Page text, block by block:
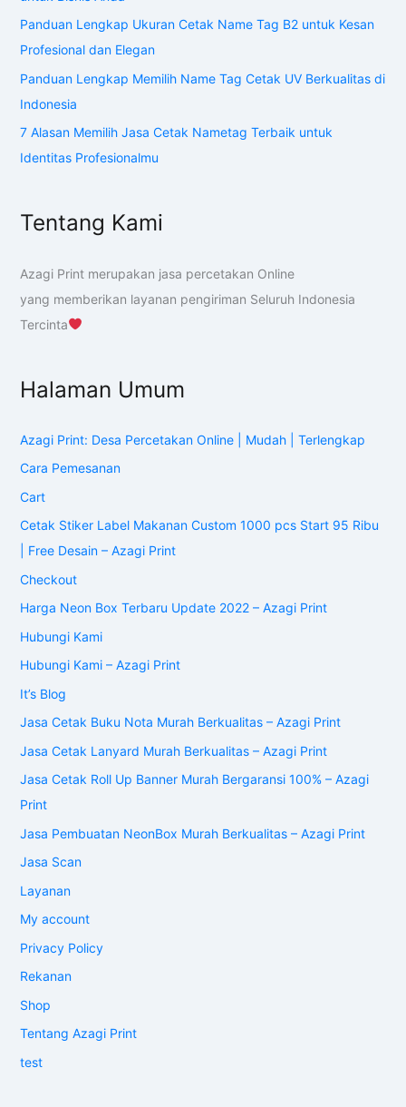
Panduan Lengkap Ukuran Cetak Name Tag B2 untuk Kesan
Profesional dan Elegan
Panduan Lengkap Memilih Name Tag Cetak UV Berkualitas di
Indonesia
7 Alasan Memilih Jasa Cetak Nametag Terbaik untuk
Identitas Profesionalmu
Tentang Kami
Azagi Print merupakan jasa percetakan Online
yang memberikan layanan pengiriman Seluruh Indonesia
Tercinta
Halaman Umum
Azagi Print: Desa Percetakan Online | Mudah | Terlengkap
Cara Pemesanan
Cart
Cetak Stiker Label Makanan Custom 1000 pcs Start 95 Ribu
| Free Desain – Azagi Print
Checkout
Harga Neon Box Terbaru Update 2022 – Azagi Print
Hubungi Kami
Hubungi Kami – Azagi Print
It’s Blog
Jasa Cetak Buku Nota Murah Berkualitas – Azagi Print
Jasa Cetak Lanyard Murah Berkualitas – Azagi Print
Jasa Cetak Roll Up Banner Murah Bergaransi 100% – Azagi
Print
Jasa Pembuatan NeonBox Murah Berkualitas – Azagi Print
Jasa Scan
Layanan
My account
Privacy Policy
Rekanan
Shop
Tentang Azagi Print
test